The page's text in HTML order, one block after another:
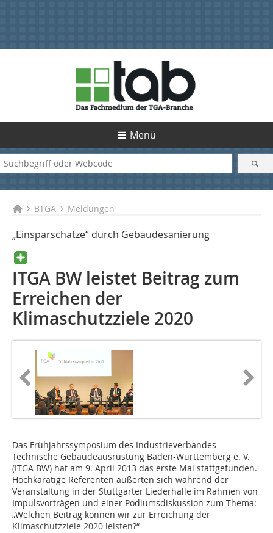
Menü
BTGA Meldungen
„Einsparschätze“ durch Gebäudesanierung
ITGA BW leistet Beitrag zum
Erreichen der
Klimaschutzziele 2020
Das Frühjahrssymposium des Industrieverbandes
Technische Gebäudeausrüstung Baden-Württemberg e. V.
(ITGA BW) hat am 9. April 2013 das erste Mal stattgefunden.
Hochkarätige Referenten äußerten sich während der
Veranstaltung in der Stuttgarter Liederhalle im Rahmen von
Impulsvorträgen und einer Podiumsdiskussion zum Thema:
„Welchen Beitrag können wir zur Erreichung der
Klimaschutzziele 2020 leisten?“